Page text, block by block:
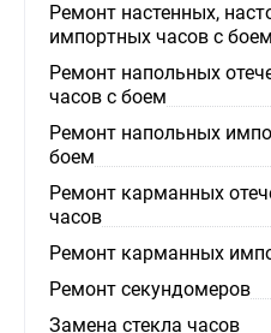
Ремонт настенных,
импортных часов с боем
Ремонт напольных
часов с боем
Ремонт напольных
боем
Ремонт карманных
часов
Ремонт карманных
Ремонт секундомеров
Замена стекла часов